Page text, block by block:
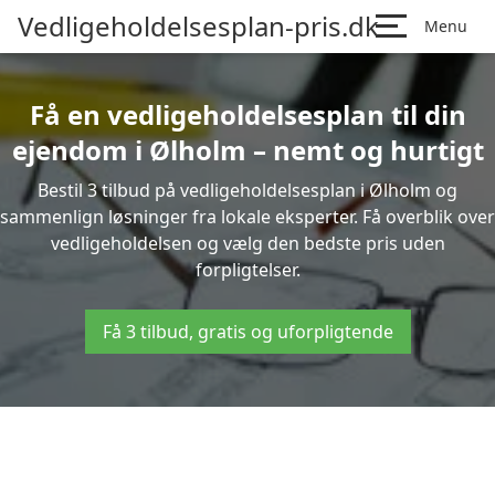
Vedligeholdelsesplan-pris.dk Menu
Få en vedligeholdelsesplan til din
ejendom i Ølholm – nemt og hurtigt
Bestil 3 tilbud på vedligeholdelsesplan i Ølholm og
sammenlign løsninger fra lokale eksperter. Få overblik over
vedligeholdelsen og vælg den bedste pris uden
forpligtelser.
Få 3 tilbud, gratis og uforpligtende